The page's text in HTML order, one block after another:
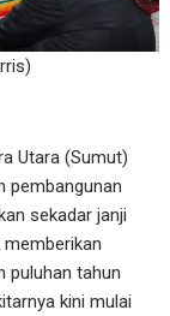
Utara (Sumut)
pembangunan
sekadar janji
puluhan tahun
kini mulai